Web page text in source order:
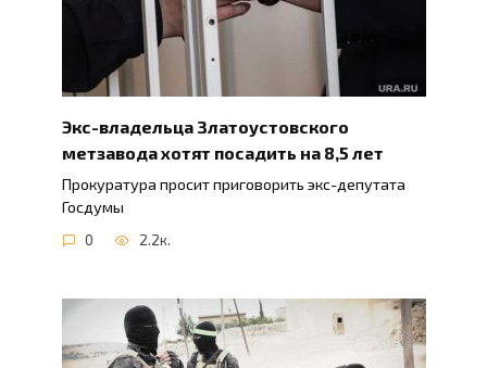
Экс-владельца Златоустовского
метзавода хотят посадить на 8,5 лет
Прокуратура просит приговорить экс-депутата
Госдумы
0 2.2к.